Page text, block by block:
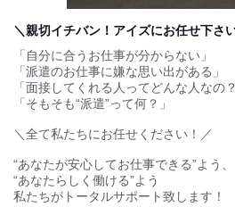
＼親切イチバン！アイズにお任せ下さ
「自分に合うお仕事が分からない」
「派遣のお仕事に嫌な思い出がある」
「面接してくれる人ってどんな人なの？
「そもそも“派遣”って何？」
＼全て私たちにお任せください！／
“あなたが安心してお仕事できる”よう、
“あなたらしく働ける”よう
私たちがトータルサポート致します！